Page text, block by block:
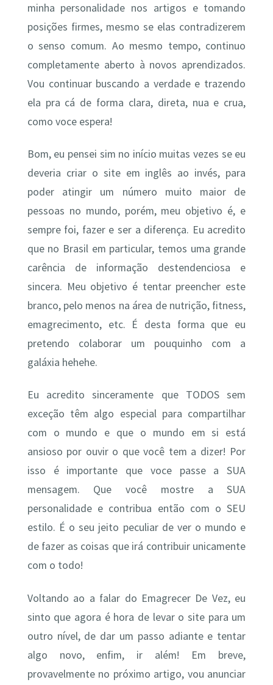
minha personalidade nos artigos e tomando
posições firmes, mesmo se elas contradizerem
o senso comum. Ao mesmo tempo, continuo
completamente aberto à novos aprendizados.
Vou continuar buscando a verdade e trazendo
ela pra cá de forma clara, direta, nua e crua,
como voce espera!
Bom, eu pensei sim no início muitas vezes se eu
deveria criar o site em inglês ao invés, para
poder atingir um número muito maior de
pessoas no mundo, porém, meu objetivo é, e
sempre foi, fazer e ser a diferença. Eu acredito
que no Brasil em particular, temos uma grande
carência de informação destendenciosa e
sincera. Meu objetivo é tentar preencher este
branco, pelo menos na área de nutrição, fitness,
emagrecimento, etc. É desta forma que eu
pretendo colaborar um pouquinho com a
galáxia hehehe.
Eu acredito sinceramente que TODOS sem
exceção têm algo especial para compartilhar
com o mundo e que o mundo em si está
ansioso por ouvir o que você tem a dizer! Por
isso é importante que voce passe a SUA
mensagem. Que você mostre a SUA
personalidade e contribua então com o SEU
estilo. É o seu jeito peculiar de ver o mundo e
de fazer as coisas que irá contribuir unicamente
com o todo!
Voltando ao a falar do Emagrecer De Vez, eu
sinto que agora é hora de levar o site para um
outro nível, de dar um passo adiante e tentar
algo novo, enfim, ir além! Em breve,
provavelmente no próximo artigo, vou anunciar